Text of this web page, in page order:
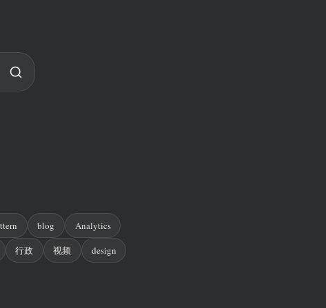
blog Analytics
行政 视频 design